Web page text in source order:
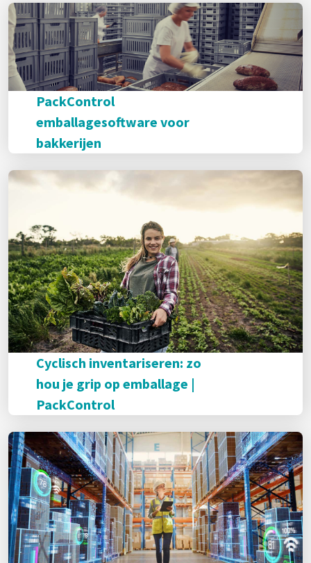
PackControl
emballagesoftware voor
bakkerijen
Cyclisch inventariseren: zo
hou je grip op emballage |
PackControl